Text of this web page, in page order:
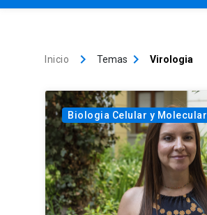
Inicio keyboard_arrow_right Temas keyboard_arrow_right Virologia
Biologia Celular y Molecular